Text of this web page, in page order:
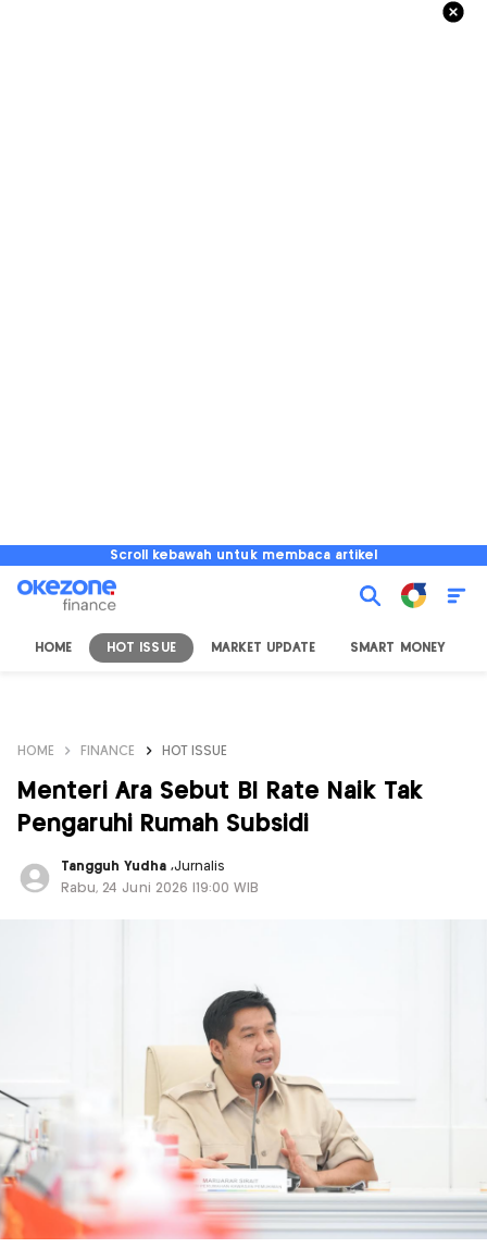
Scroll kebawah untuk membaca artikel
HOME HOT ISSUE MARKET UPDATE SMART MONEY
HOME FINANCE HOT ISSUE
Menteri Ara Sebut BI Rate Naik Tak
Pengaruhi Rumah Subsidi
Tangguh Yudha ,Jurnalis
Rabu, 24 Juni 2026 |19:00 WIB